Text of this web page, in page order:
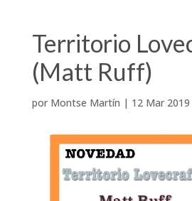
Territorio
(Matt Ruff)
por Montse Martín | 12 Mar 2019